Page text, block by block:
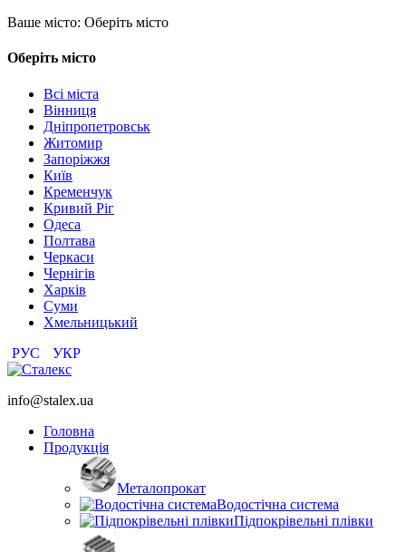
Ваше місто: Оберіть місто
Оберіть місто
Всі міста
Вінниця
Дніпропетровськ
Житомир
Запоріжжя
Київ
Кременчук
Кривий Ріг
Одеса
Полтава
Черкаси
Чернігів
Харків
Суми
Хмельницький
РУС
УКР
info@stalex.ua
Головна
Продукція
Металопрокат
Водостічна система
Підпокрівельні плівки